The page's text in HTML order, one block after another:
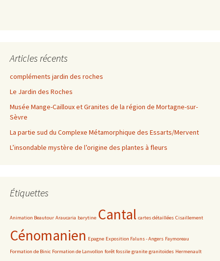
Articles récents
compléments jardin des roches
Le Jardin des Roches
Musée Mange-Cailloux et Granites de la région de Mortagne-sur-
Sèvre
La partie sud du Complexe Métamorphique des Essarts/Mervent
L’insondable mystère de l’origine des plantes à fleurs
Étiquettes
Animation Beautour Araucaria barytine Cantal cartes détaillées Cisaillement
Cénomanien Epagne Exposition Faluns - Angers Faymoreau
Formation de Binic Formation de Lanvollon forêt fossile granite granitoïdes Hermenault